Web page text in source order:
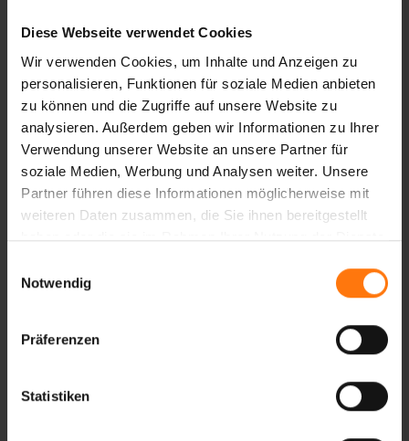
Diese Webseite verwendet Cookies
Wir verwenden Cookies, um Inhalte und Anzeigen zu
personalisieren, Funktionen für soziale Medien anbieten
zu können und die Zugriffe auf unsere Website zu
analysieren. Außerdem geben wir Informationen zu Ihrer
Verwendung unserer Website an unsere Partner für
soziale Medien, Werbung und Analysen weiter. Unsere
Partner führen diese Informationen möglicherweise mit
weiteren Daten zusammen, die Sie ihnen bereitgestellt
haben oder die sie im Rahmen Ihrer Nutzung der Dienste
Notwendig
Präferenzen
Statistiken
Klettverschluss angepasst und unter dem Ärmel
getragen werden. Das Produkt enthält nichttextile
Teile tierischen Ursprungs. Der Außenstoff ist
bluesign® zertifiziert.
DAS KÖNNTE SIE AUCH INTERESSIEREN